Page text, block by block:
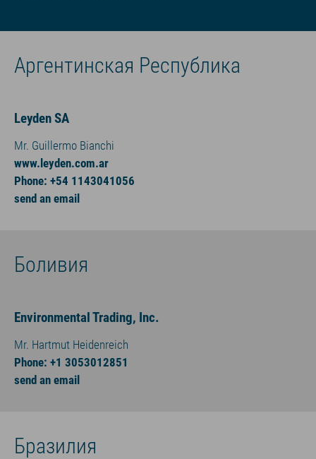
Аргентинская Республика
Leyden SA
Mr. Guillermo Bianchi
www.leyden.com.ar
Phone: +54 1143041056
send an email
Боливия
Environmental Trading, Inc.
Mr. Hartmut Heidenreich
Phone: +1 3053012851
send an email
Бразилия